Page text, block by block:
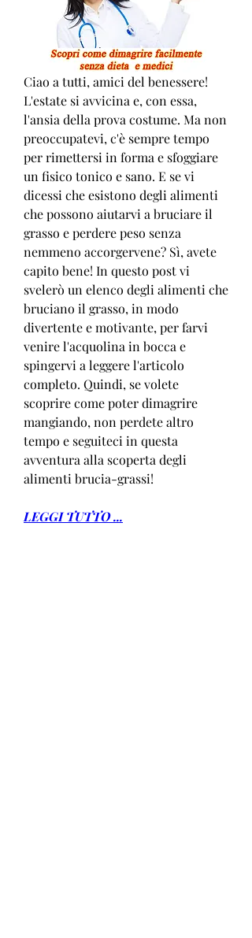
Ciao a tutti, amici del benessere!
L'estate si avvicina e, con essa,
l'ansia della prova costume. Ma non
preoccupatevi, c'è sempre tempo
per rimettersi in forma e sfoggiare
un fisico tonico e sano. E se vi
dicessi che esistono degli alimenti
che possono aiutarvi a bruciare il
grasso e perdere peso senza
nemmeno accorgervene? Sì, avete
capito bene! In questo post vi
svelerò un elenco degli alimenti che
bruciano il grasso, in modo
divertente e motivante, per farvi
venire l'acquolina in bocca e
spingervi a leggere l'articolo
completo. Quindi, se volete
scoprire come poter dimagrire
mangiando, non perdete altro
tempo e seguiteci in questa
avventura alla scoperta degli
alimenti brucia-grassi!
LEGGI TUTTO ...